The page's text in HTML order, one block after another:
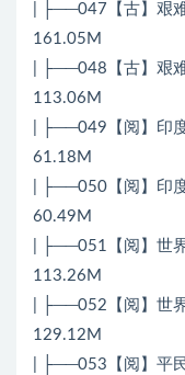
| ├──047【古】艰
161.05M
| ├──048【古】艰
113.06M
| ├──049【阅】印
61.18M
| ├──050【阅】印
60.49M
| ├──051【阅】世
113.26M
| ├──052【阅】世
129.12M
| ├──053【阅】平